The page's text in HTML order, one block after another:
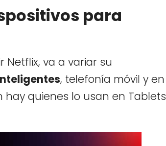
para
va a variar su
, telefonía móvil y en
quienes lo usan en Tablets